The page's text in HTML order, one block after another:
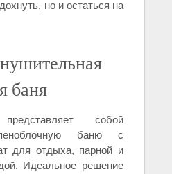
но и остаться на
баня
собой
баню с
для отдыха, парной и
Идеальное решение